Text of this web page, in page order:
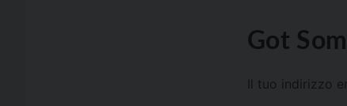
Got
Il tuo indirizzo